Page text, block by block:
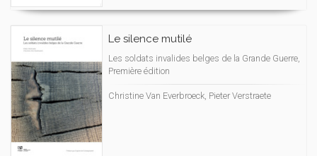
Le silence mutilé
Les soldats invalides belges de la Grande Guerre,
Première édition
Christine Van Everbroeck, Pieter Verstraete